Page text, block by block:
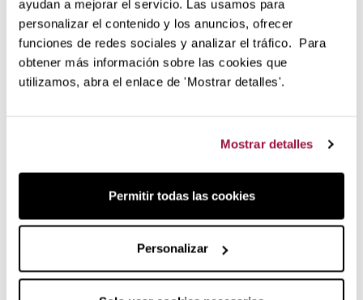
ayudan a mejorar el servicio. Las usamos para
personalizar el contenido y los anuncios, ofrecer
funciones de redes sociales y analizar el tráfico. Para
obtener más información sobre las cookies que
utilizamos, abra el enlace de 'Mostrar detalles'.
Mostrar detalles
Permitir todas las cookies
Personalizar
Santoku Shun Premier
Elige la medida de hoja entre 14 y 18 cm de largo.
Acero damasco 32 capas
Un cuchillo japonés excelente